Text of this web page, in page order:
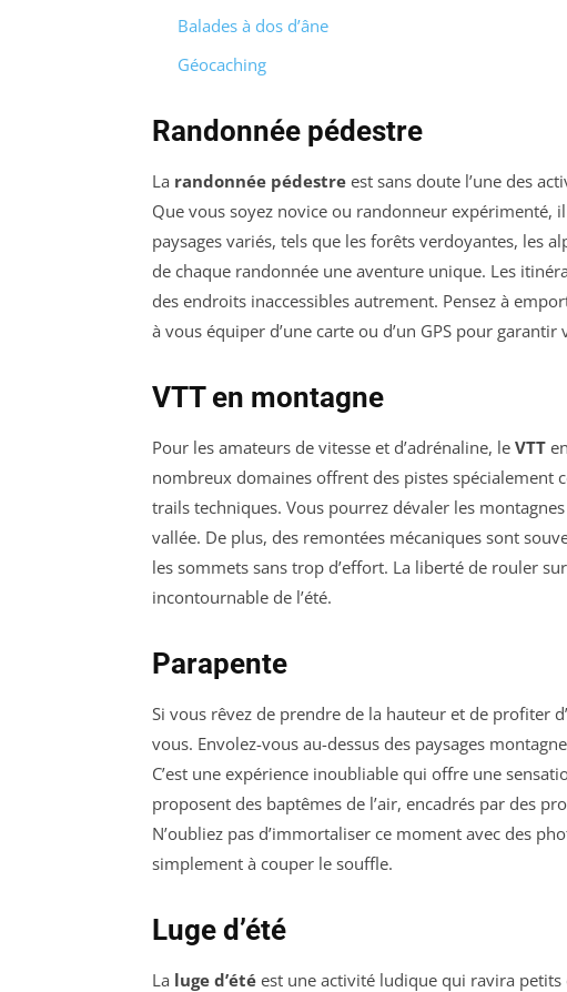
Balades à dos d’âne
Géocaching
Randonnée pédestre
La randonnée pédestre est sans doute l’une des
Que vous soyez novice ou randonneur expérimenté,
paysages variés, tels que les forêts verdoyantes, les
de chaque randonnée une aventure unique. Les
des endroits inaccessibles autrement. Pensez à
à vous équiper d’une carte ou d’un GPS pour garantir
VTT en montagne
Pour les amateurs de vitesse et d’adrénaline, le VTT
nombreux domaines offrent des pistes spécialement
trails techniques. Vous pourrez dévaler les
vallée. De plus, des remontées mécaniques sont
les sommets sans trop d’effort. La liberté de rouler
incontournable de l’été.
Parapente
Si vous rêvez de prendre de la hauteur et de profiter
vous. Envolez-vous au-dessus des paysages
C’est une expérience inoubliable qui offre une
proposent des baptêmes de l’air, encadrés par des
N’oubliez pas d’immortaliser ce moment avec des
simplement à couper le souffle.
Luge d’été
La luge d’été est une activité ludique qui ravira petits